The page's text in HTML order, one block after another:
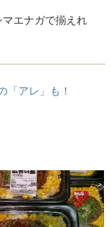
エナガで揃えれ
「アレ」も！